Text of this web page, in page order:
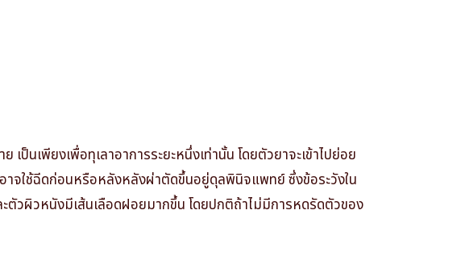
ป็นเพียงเพื่อทุเลาอาการระยะหนึ่งเท่านั้นโดยตัวยาจะเข้าไปย่อย
าจใช้ฉีดก่อนหรือหลังหลังผ่าตัดขึ้นอยู่ดุลพินิจแพทย์ ซึ่งข้อระวังใน
ตัวผิวหนังมีเส้นเลือดฝอยมากขึ้น โดยปกติถ้าไม่มีการหดรัดตัวของ